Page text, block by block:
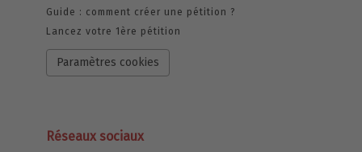
Guide : comment créer une pétition ?
Lancez votre 1ère pétition
Paramètres cookies
Réseaux sociaux